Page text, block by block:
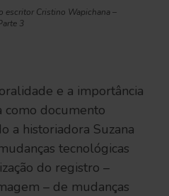
escritor Cristino Wapichana –
3
e a importância
documento
a historiadora Suzana
tecnológicas
do registro –
– de mudanças